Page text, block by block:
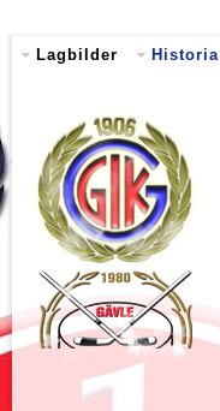
Lagbilder Historia